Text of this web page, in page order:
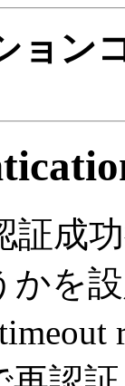
ョン
証成
かを